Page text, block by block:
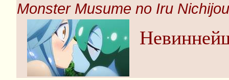
Monster Musume no Iru